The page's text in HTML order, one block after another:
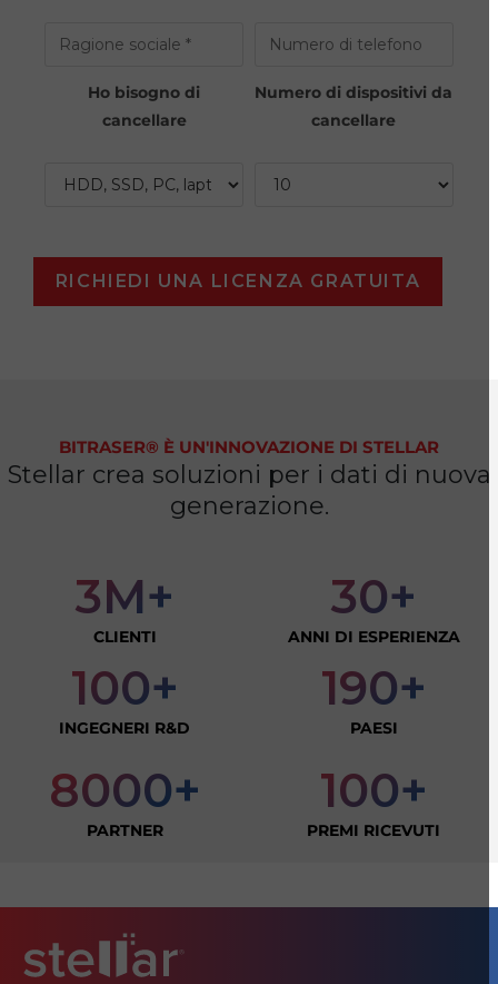
Ho bisogno di
cancellare
Numero di dispositivi da
cancellare
BITRASER® È UN'INNOVAZIONE DI STELLAR
Stellar crea soluzioni per i dati di nuova
generazione.
3M+
CLIENTI
30+
ANNI DI ESPERIENZA
100+
INGEGNERI R&D
190+
PAESI
8000+
PARTNER
100+
PREMI RICEVUTI